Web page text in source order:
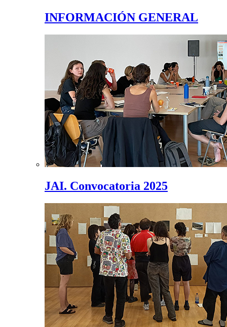
INFORMACIÓN GENERAL
JAI. Convocatoria 2025